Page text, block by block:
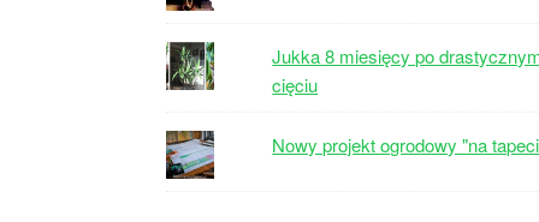
Jukka 8 miesięcy po
cięciu
Nowy projekt ogrodowy "na